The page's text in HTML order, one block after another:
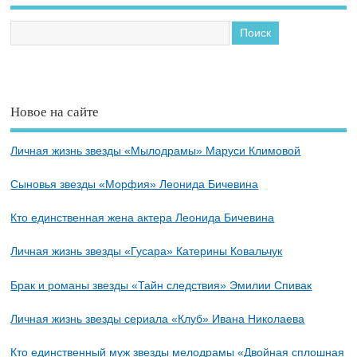
Новое на сайте
Личная жизнь звезды «Мылодрамы» Маруси Климовой
Сыновья звезды «Морфия» Леонида Бичевина
Кто единственная жена актера Леонида Бичевина
Личная жизнь звезды «Гусара» Катерины Ковальчук
Брак и романы звезды «Тайн следствия» Эмилии Спивак
Личная жизнь звезды сериала «Клуб» Ивана Николаева
Кто единственный муж звезды мелодрамы «Двойная сплошная